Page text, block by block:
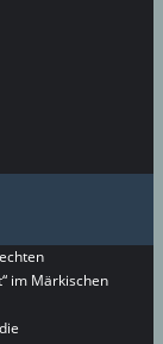
im Märkischen